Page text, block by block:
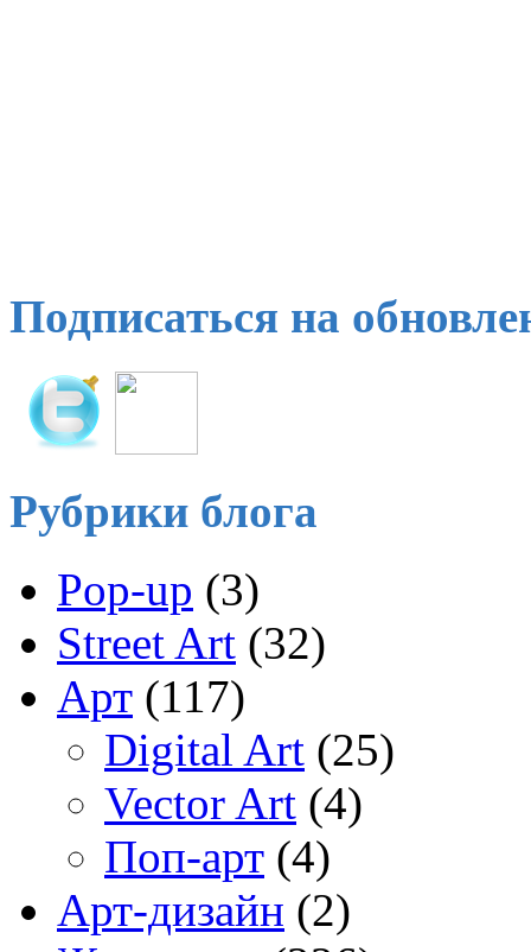
Подписаться на
Рубрики блога
Pop-up (3)
Street Art (32)
Арт (117)
Digital Art (25)
Vector Art (4)
Поп-арт (4)
Арт-дизайн (2)